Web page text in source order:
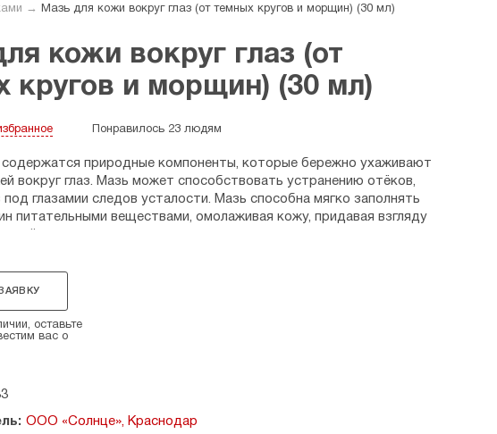
→ Мазь для кожи вокруг глаз (от темных кругов и морщин) (30 мл)
кожи вокруг глаз (от
кругов и морщин) (30 мл)
Понравилось 23 людям
содержатся природные компоненты, которые бережно ухаживают
вокруг глаз. Мазь может способствовать устранению отёков,
под глазамии следов усталости. Мазь способна мягко заполнять
питательными веществами, омолаживая кожу, придавая взгляду
облепиховое масло, масло какао.
Не втирать, не массировать.
применения. Не является лекарственным средством.
оставьте
вас о
ООО «Солнце», Краснодар